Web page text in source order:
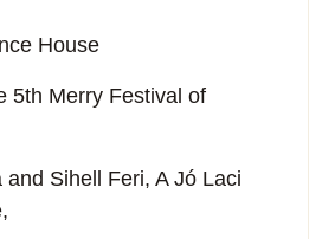
House
Festival of
Sihell Feri, A Jó Laci